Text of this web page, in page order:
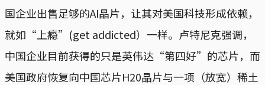
国企业出售足够的AI晶片，让其对美国科技形成依赖，
就如“上瘾”(get addicted）一样。卢特尼克强调，
中国企业目前获得的只是英伟达“第四好”的芯片，而
美国政府恢复向中国芯片H20晶片与一项（放宽）稀土